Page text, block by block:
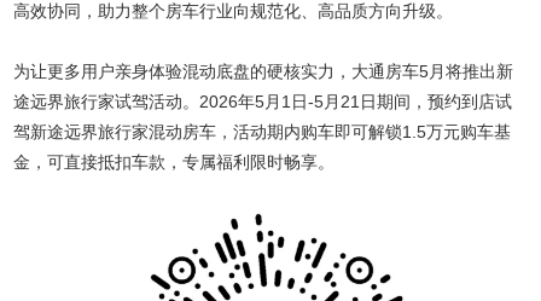
高效协同，助力整个房车行业向规范化、高品质方向升级。
为让更多用户亲身体验混动底盘的硬核实力，大通房车5月将推出新
途远界旅行家试驾活动。2026年5月1日-5月21日期间，预约到店试
驾新途远界旅行家混动房车，活动期内购车即可解锁1.5万元购车基
金，可直接抵扣车款，专属福利限时畅享。